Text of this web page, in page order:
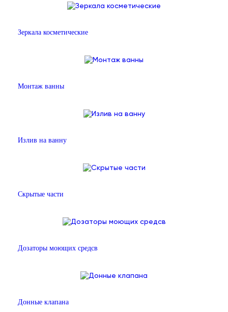
Зеркала косметические
Монтаж ванны
Излив на ванну
Скрытые части
Дозаторы моющих средсв
Донные клапана